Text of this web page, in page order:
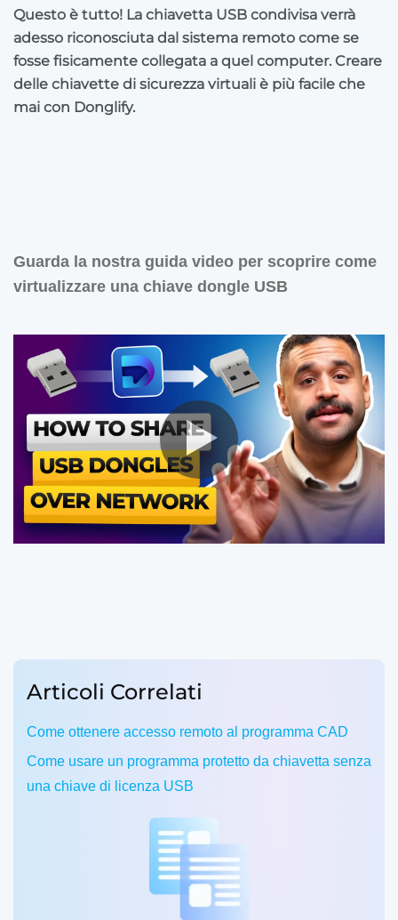
Questo è tutto! La chiavetta USB condivisa verrà
adesso riconosciuta dal sistema remoto come se
fosse fisicamente collegata a quel computer. Creare
delle chiavette di sicurezza virtuali è più facile che
mai con Donglify.
Guarda la nostra guida video per scoprire come
virtualizzare una chiave dongle USB
Articoli Correlati
Come ottenere accesso remoto al programma CAD
Come usare un programma protetto da chiavetta senza
una chiave di licenza USB